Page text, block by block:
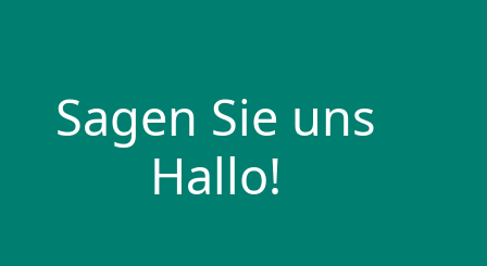
Sagen Sie uns
Hallo!